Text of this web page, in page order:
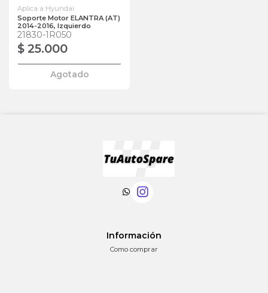
Aplica a Hyundai
Soporte Motor ELANTRA (AT)
2014-2016, Izquierdo
21830-1R050
$ 25.000
Agotado
Información
Como comprar